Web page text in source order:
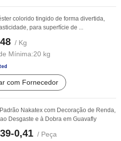
colorido tingido de forma divertida,
para superfície de ...
/ Kg
Mínima:20 kg
com Fornecedor
Nakatex com Decoração de Renda,
Desgaste e à Dobra em Guavafly
0,41 / Peça